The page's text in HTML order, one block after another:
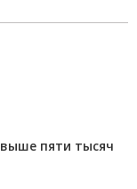
пяти тысяч